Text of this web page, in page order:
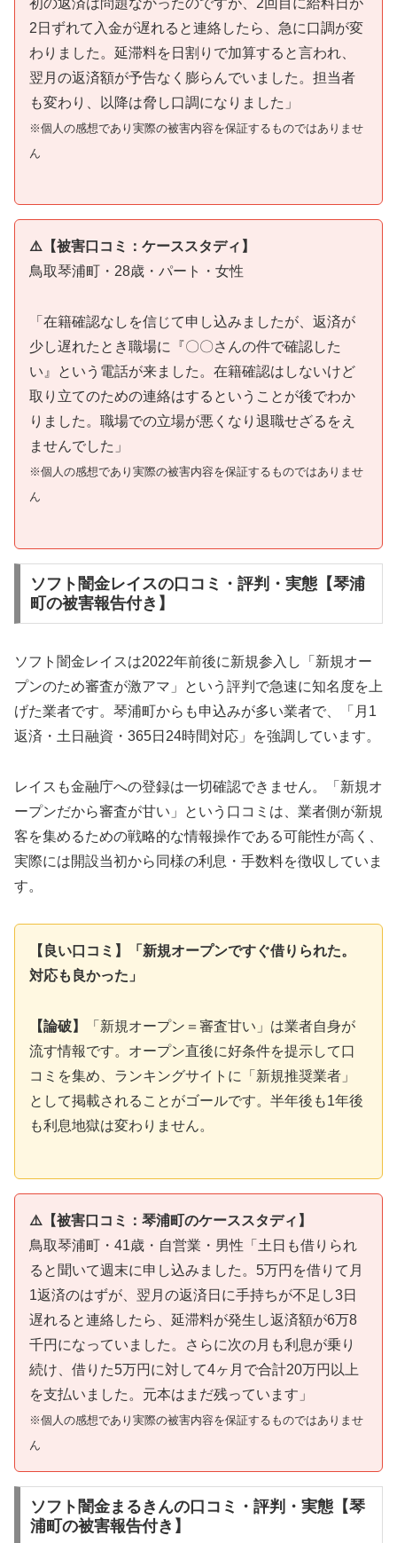
2日ずれて入金が遅れると連絡したら、急に口調が変
わりました。延滞料を日割りで加算すると言われ、
翌月の返済額が予告なく膨らんでいました。担当者
も変わり、以降は脅し口調になりました」
※個人の感想であり実際の被害内容を保証するものではありませ
ん
⚠️【被害口コミ：ケーススタディ】
鳥取琴浦町・28歳・パート・女性
「在籍確認なしを信じて申し込みましたが、返済が
少し遅れたとき職場に『〇〇さんの件で確認した
い』という電話が来ました。在籍確認はしないけど
取り立てのための連絡はするということが後でわか
りました。職場での立場が悪くなり退職せざるをえ
ませんでした」
※個人の感想であり実際の被害内容を保証するものではありませ
ん
ソフト闇金レイスの口コミ・評判・実態【琴浦
町の被害報告付き】
ソフト闇金レイスは2022年前後に新規参入し「新規オー
プンのため審査が激アマ」という評判で急速に知名度を上
げた業者です。琴浦町からも申込みが多い業者で、「月1
返済・土日融資・365日24時間対応」を強調しています。
レイスも金融庁への登録は一切確認できません。「新規オ
ープンだから審査が甘い」という口コミは、業者側が新規
客を集めるための戦略的な情報操作である可能性が高く、
実際には開設当初から同様の利息・手数料を徴収していま
す。
【良い口コミ】「新規オープンですぐ借りられた。
対応も良かった」
【論破】
「新規オープン＝審査甘い」は業者自身が
流す情報です。オープン直後に好条件を提示して口
コミを集め、ランキングサイトに「新規推奨業者」
として掲載されることがゴールです。半年後も1年後
も利息地獄は変わりません。
⚠️【被害口コミ：琴浦町のケーススタディ】
鳥取琴浦町・41歳・自営業・男性「土日も借りられ
ると聞いて週末に申し込みました。5万円を借りて月
1返済のはずが、翌月の返済日に手持ちが不足し3日
遅れると連絡したら、延滞料が発生し返済額が6万8
千円になっていました。さらに次の月も利息が乗り
続け、借りた5万円に対して4ヶ月で合計20万円以上
を支払いました。元本はまだ残っています」
※個人の感想であり実際の被害内容を保証するものではありませ
ん
ソフト闇金まるきんの口コミ・評判・実態【琴
浦町の被害報告付き】